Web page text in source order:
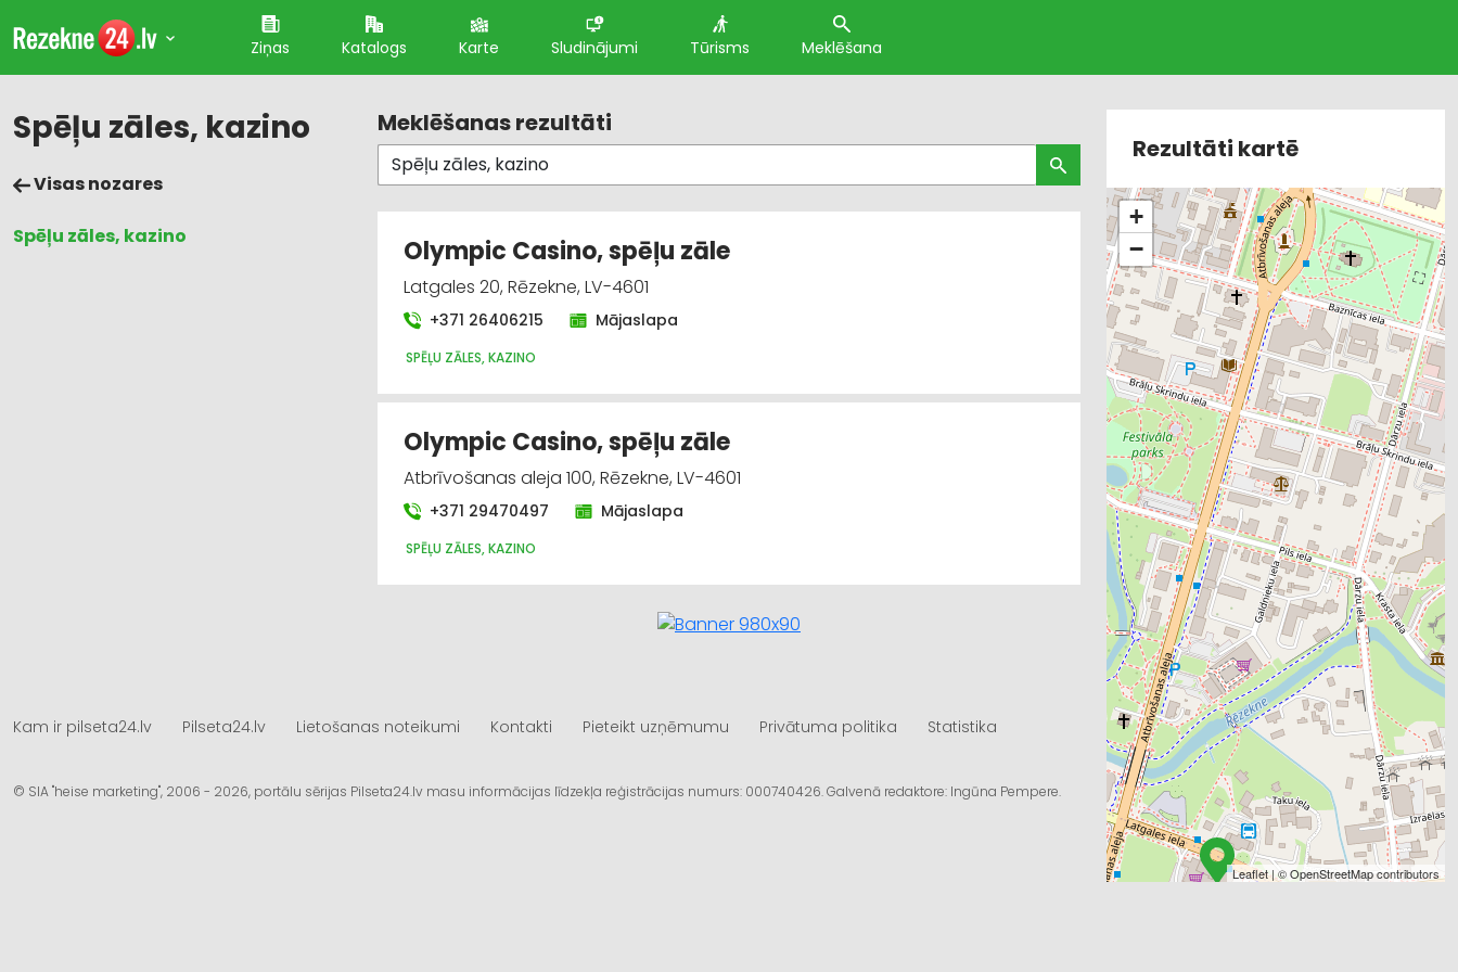
Ziņas Katalogs Karte Sludinājumi Tūrisms Meklēšana
Spēļu zāles, kazino
Visas nozares
Spēļu zāles, kazino
Meklēšanas rezultāti
Olympic Casino, spēļu zāle
Latgales 20, Rēzekne, LV-4601
+371 26406215 Mājaslapa
SPĒĻU ZĀLES, KAZINO
Olympic Casino, spēļu zāle
Atbrīvošanas aleja 100, Rēzekne, LV-4601
+371 29470497 Mājaslapa
SPĒĻU ZĀLES, KAZINO
Rezultāti kartē
+
−
Leaflet| ©OpenStreetMapcontributors
Kam ir pilseta24.lv Pilseta24.lv Lietošanas noteikumi Kontakti Pieteikt uzņēmumu Privātuma politika Statistika
© SIA "heise marketing", 2006 - 2026, portālu sērijas Pilseta24.lv masu informācijas līdzekļa reģistrācijas numurs: 000740426. Galvenā redaktore: Ingūna Pempere.